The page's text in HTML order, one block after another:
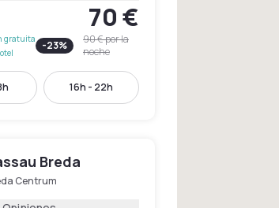
gratuita
70 €
-23% 90 €por la
noche
16h - 22h
Breda
Centrum